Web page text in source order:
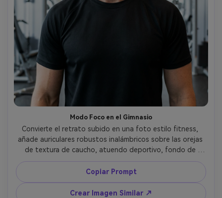
Modo Foco en el Gimnasio
Convierte el retrato subido en una foto estilo fitness,
añade auriculares robustos inalámbricos sobre las orejas
de textura de caucho, atuendo deportivo, fondo de
gimnasio moderno brillante desenfocado, luz blanca fría
superior, tomada con Canon R6 50mm, encuadre de pecho
arriba, textura realista de piel y tela, expresión
determinada, estilo comercial limpio --ar 4:5
Copiar Prompt
Crear Imagen Similar ↗